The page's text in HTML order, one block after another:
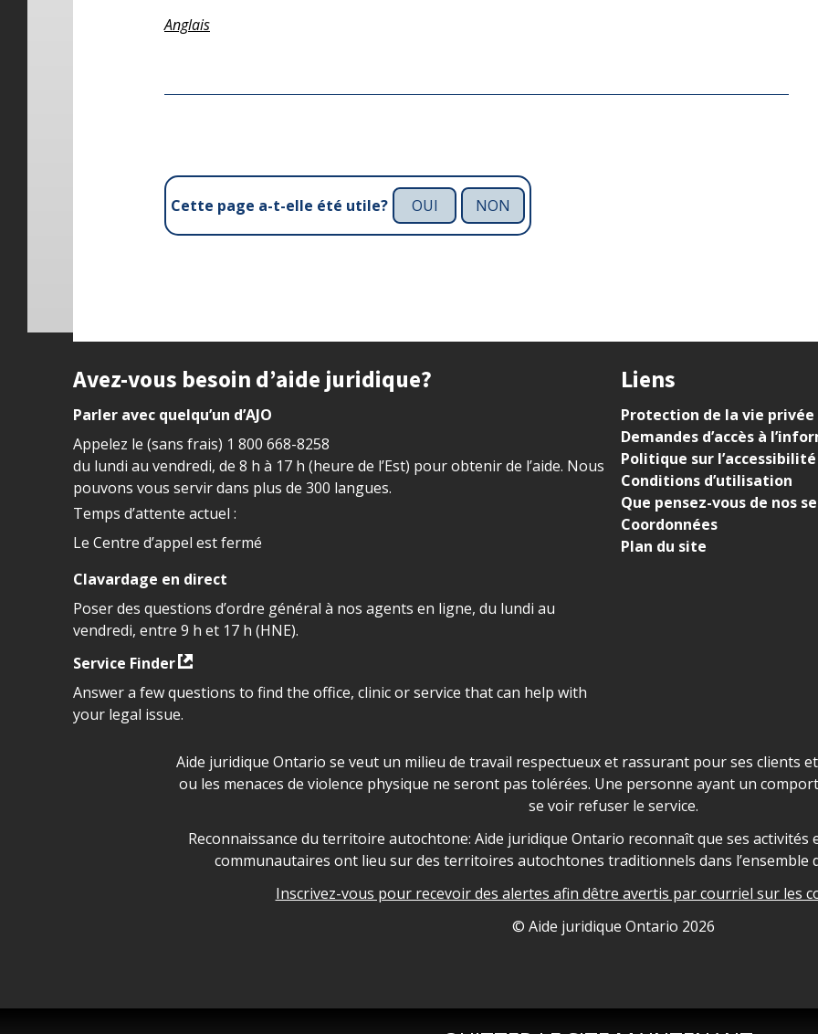
Anglais
Cette page a-t-elle été utile? OUI NON
Site footer
Avez-vous besoin d’aide juridique?
Parler avec quelqu’un d’AJO
Appelez le (sans frais) 1 800 668-8258
du lundi au vendredi, de 8 h à 17 h (heure de l’Est) pour obtenir de l’aide. Nous
pouvons vous servir dans plus de 300 langues.
Temps d’attente actuel :
Le Centre d’appel est fermé
Clavardage en direct
Poser des questions d’ordre général à nos agents en ligne, du lundi au
vendredi, entre 9 h et 17 h (HNE).
Service Finder
Answer a few questions to find the office, clinic or service that can help with
your legal issue.
Liens
Protection de la vie privée
Demandes d’accès à
Politique sur l’accessibilité
Conditions d’utilisation
Que pensez-vous de nos
Coordonnées
Plan du site
Déclaration sur la sécurité dans les locaux d'AJO.
Aide juridique Ontario se veut un milieu de travail respectueux et rassurant pour ses clients
ou les menaces de violence physique ne seront pas tolérées. Une personne ayant un
se voir refuser le service.
Legal Aid Ontario land acknowledgement
Reconnaissance du territoire autochtone: Aide juridique Ontario reconnaît que ses activités
communautaires ont lieu sur des territoires autochtones traditionnels dans l’ensemble
Inscrivez-vous pour recevoir des alertes afin dêtre avertis par courriel sur les
© Aide juridique Ontario 2026